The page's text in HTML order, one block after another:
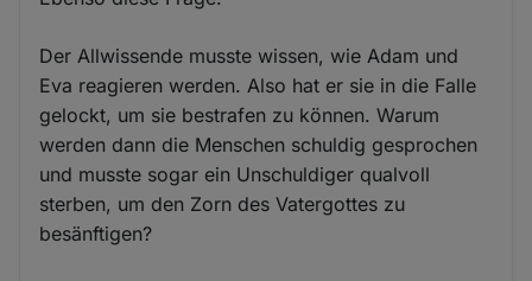
Der Allwissende musste wissen, wie Adam und
Eva reagieren werden. Also hat er sie in die Falle
gelockt, um sie bestrafen zu können. Warum
werden dann die Menschen schuldig gesprochen
und musste sogar ein Unschuldiger qualvoll
sterben, um den Zorn des Vatergottes zu
besänftigen?